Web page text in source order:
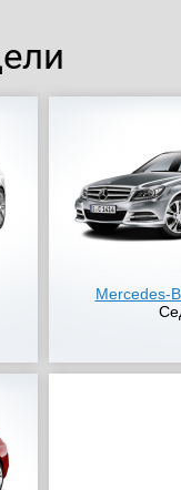
Mercedes-